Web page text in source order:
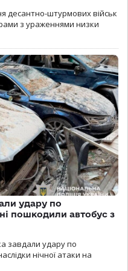
десантно-штурмових військ
з ураженнями низки
удару по
пошкодили автобус з
завдали удару по
нічної атаки на